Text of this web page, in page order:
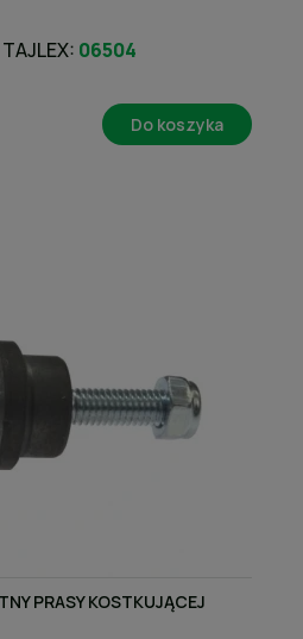
06504
Do koszyka
PRASY KOSTKUJĄCEJ